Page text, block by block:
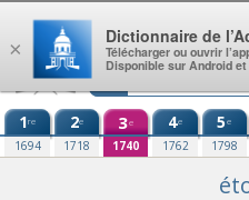
Aller au contenu
1re
1694
2e
1718
3e
1740
4e
1762
5e
1798
×
Dictionnaire de
Télécharger ou ouvrir
Disponible sur Android et